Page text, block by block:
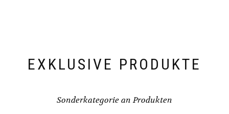
EXKLUSIVE PRODUKTE
Sonderkategorie an Produkten